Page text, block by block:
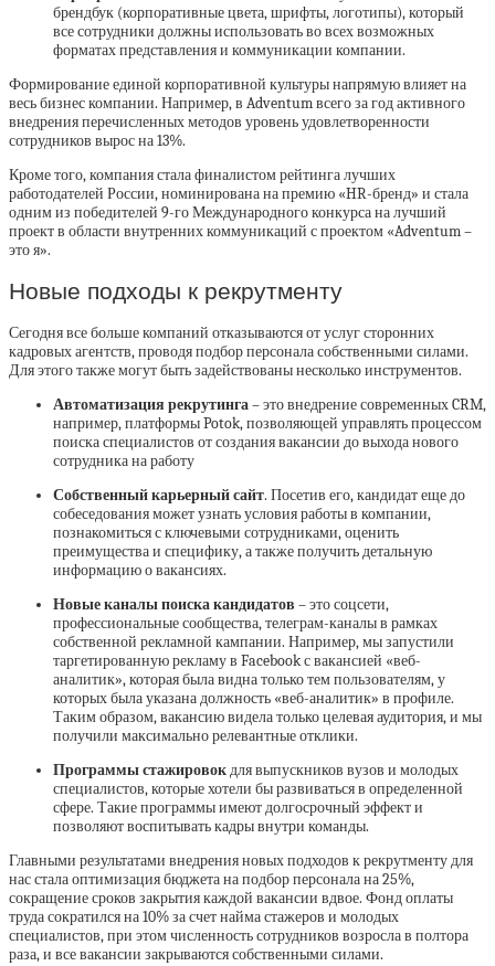
брендбук (корпоративные цвета, шрифты, логотипы), который
все сотрудники должны использовать во всех возможных
форматах представления и коммуникации компании.
Формирование единой корпоративной культуры напрямую влияет на
весь бизнес компании. Например, в Adventum всего за год активного
внедрения перечисленных методов уровень удовлетворенности
сотрудников вырос на 13%.
Кроме того, компания стала финалистом рейтинга лучших
работодателей России, номинирована на премию «HR-бренд» и стала
одним из победителей 9-го Международного конкурса на лучший
проект в области внутренних коммуникаций с проектом «Adventum –
это я».
Новые подходы к рекрутменту
Сегодня все больше компаний отказываются от услуг сторонних
кадровых агентств, проводя подбор персонала собственными силами.
Для этого также могут быть задействованы несколько инструментов.
Автоматизация рекрутинга– это внедрение современных CRM,
например, платформы Potok, позволяющей управлять процессом
поиска специалистов от создания вакансии до выхода нового
сотрудника на работу
Собственный карьерный сайт. Посетив его, кандидат еще до
собеседования может узнать условия работы в компании,
познакомиться с ключевыми сотрудниками, оценить
преимущества и специфику, а также получить детальную
информацию о вакансиях.
Новые каналы поиска кандидатов – это соцсети,
профессиональные сообщества, телеграм-каналы в рамках
собственной рекламной кампании. Например, мы запустили
таргетированную рекламу в Facebook с вакансией «веб-
аналитик», которая была видна только тем пользователям, у
которых была указана должность «веб-аналитик» в профиле.
Таким образом, вакансию видела только целевая аудитория, и мы
получили максимально релевантные отклики.
Программы стажировокдля выпускников вузов и молодых
специалистов, которые хотели бы развиваться в определенной
сфере. Такие программы имеют долгосрочный эффект и
позволяют воспитывать кадры внутри команды.
Главными результатами внедрения новых подходов к рекрутменту для
нас стала оптимизация бюджета на подбор персонала на 25%,
сокращение сроков закрытия каждой вакансии вдвое. Фонд оплаты
труда сократился на 10% за счет найма стажеров и молодых
специалистов, при этом численность сотрудников возросла в полтора
раза, и все вакансии закрываются собственными силами.